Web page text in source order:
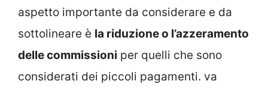
aspetto importante da considerare e da
sottolineare è la riduzione o l’azzeramento
delle commissioni per quelli che sono
considerati dei piccoli pagamenti. va